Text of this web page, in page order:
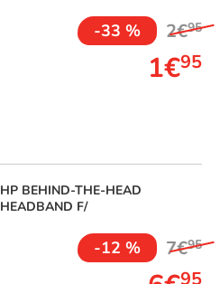
-33 % 2€95
1€95
HP BEHIND-THE-HEAD
HEADBAND F/
-12 % 7€95